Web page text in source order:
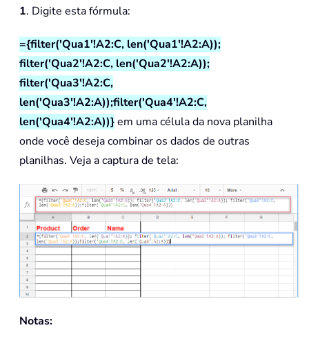
1. Digite esta fórmula:
={filter('Qua1'!A2:C, len('Qua1'!A2:A));
filter('Qua2'!A2:C, len('Qua2'!A2:A));
filter('Qua3'!A2:C,
len('Qua3'!A2:A));filter('Qua4'!A2:C,
len('Qua4'!A2:A))}em uma célula da nova planilha
onde você deseja combinar os dados de outras
planilhas. Veja a captura de tela:
Notas: